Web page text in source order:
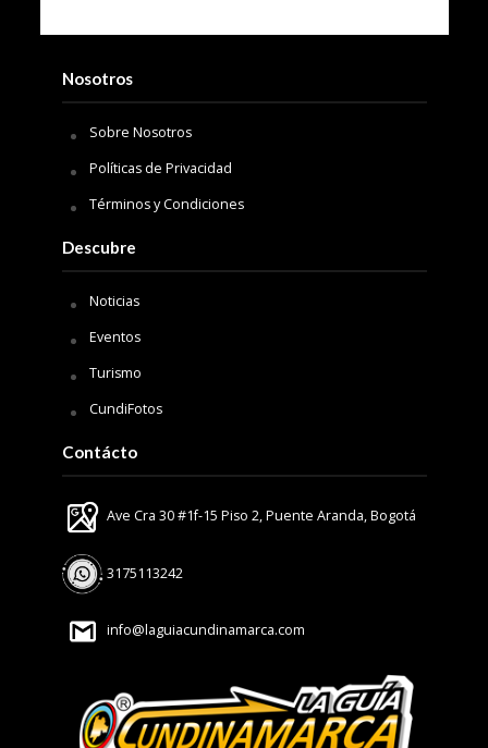
Nosotros
Sobre Nosotros
Políticas de Privacidad
Términos y Condiciones
Descubre
Noticias
Eventos
Turismo
CundiFotos
Contácto
Ave Cra 30 #1f-15 Piso 2, Puente Aranda, Bogotá
3175113242
info@laguiacundinamarca.com